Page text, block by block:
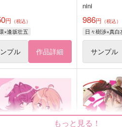
円 （税込）
×逢坂壮五
プル 作品詳細
nini
986円 （税込）
日々樹渉×真白
サンプル
もっと見る！